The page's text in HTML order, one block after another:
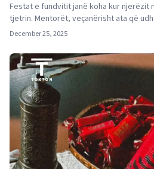
Festat e fundvitit janë koha kur njerëzit
tjetrin. Mentorët, veçanërisht ata që
December 25, 2025